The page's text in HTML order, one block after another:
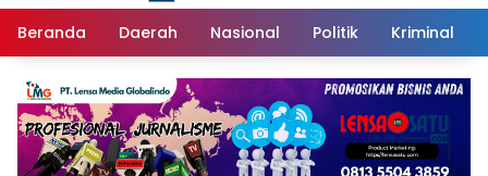
Beranda Daerah Nasional Politik Kriminal